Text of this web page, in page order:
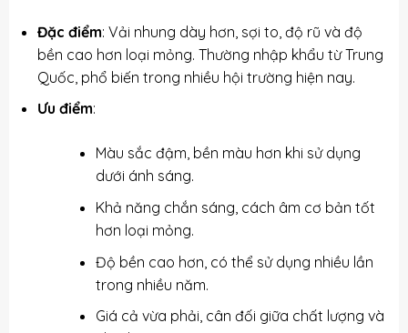
Đặc điểm: Vải nhung dày hơn, sợi to, độ rũ và độ
bền cao hơn loại mỏng. Thường nhập khẩu từ Trung
Quốc, phổ biến trong nhiều hội trường hiện nay.
Ưu điểm:
Màu sắc đậm, bền màu hơn khi sử dụng
dưới ánh sáng.
Khả năng chắn sáng, cách âm cơ bản tốt
hơn loại mỏng.
Độ bền cao hơn, có thể sử dụng nhiều lần
trong nhiều năm.
Giá cả vừa phải, cân đối giữa chất lượng và